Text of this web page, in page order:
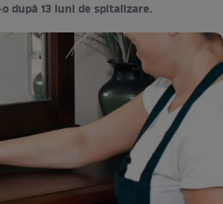
după 13 luni de spitalizare.